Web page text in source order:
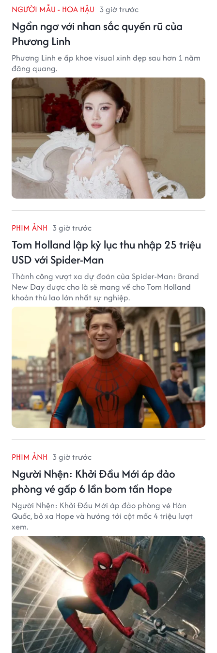
NGƯỜI MẪU - HOA HẬU 3 giờ trước
Ngẩn ngơ với nhan sắc quyến rũ của
Phương Linh
Phương Linh e ấp khoe visual xinh đẹp sau hơn 1 năm
đăng quang.
PHIM ẢNH 3 giờ trước
Tom Holland lập kỷ lục thu nhập 25 triệu
USD với Spider-Man
Thành công vượt xa dự đoán của Spider-Man: Brand
New Day được cho là sẽ mang về cho Tom Holland
khoản thù lao lớn nhất sự nghiệp.
PHIM ẢNH 3 giờ trước
Người Nhện: Khởi Đầu Mới áp đảo
phòng vé gấp 6 lần bom tấn Hope
Người Nhện: Khởi Đầu Mới áp đảo phòng vé Hàn
Quốc, bỏ xa Hope và hướng tới cột mốc 4 triệu lượt
xem.